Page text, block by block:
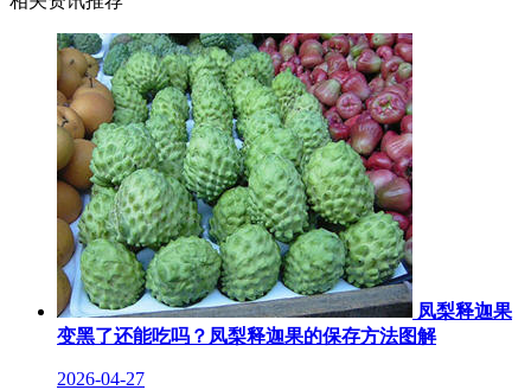
凤梨释迦果
变黑了还能吃吗？凤梨释迦果的保存方法图解
2026-04-27